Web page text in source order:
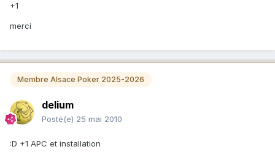
+1
merci
Membre Alsace Poker 2025-2026
delium
Posté(e) 25 mai 2010
:D +1 APC et installation